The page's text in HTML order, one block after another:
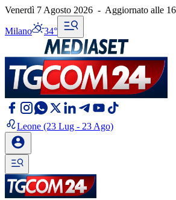
Venerdì 7 Agosto 2026 - Aggiornato alle
Milano 34°
Leone (23 Lug - 23 Ago)